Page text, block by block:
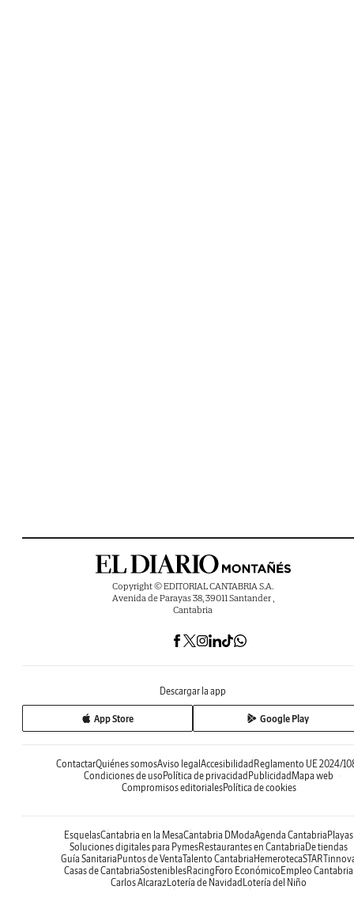
Copyright © EDITORIAL CANTABRIA S.A.
Avenida de Parayas 38, 39011 Santander ,
Cantabria
Descargar la app
App Store Google Play
ContactarQuiénes somosAviso legal Accesibilidad Reglamento UE 2024/
Condiciones de uso Política de privacidad Publicidad Mapa web
Compromisos editorialesPolítica de cookies
EsquelasCantabria en la MesaCantabria DModaAgenda Cantabria Playas
Soluciones digitales para PymesRestaurantes en Cantabria De tiendas
Guía Sanitaria Puntos de VentaTalento Cantabria Hemeroteca
Casas de CantabriaSosteniblesRacing Foro Económico Empleo Cantabria
Carlos AlcarazLotería de Navidad Lotería del Niño